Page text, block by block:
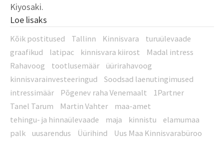
Kiyosaki.
Loe lisaks
Kõik postitused Tallinn Kinnisvara
turuülevaade
graafikud
latipac kinnisvara kiirost
Madal intress
Rahavoog
tootlusemäär
üürirahavoog
kinnisvarainvesteeringud
Soodsad laenutingimused
intressimäär
Põgenev raha Venemaalt
1Partner
Tanel Tarum
Martin Vahter
maa-amet
tehingu- ja hinnaülevaade
maja kinnistu
elamumaa
palk
uusarendus Üürihind
Uus Maa Kinnisvarabüroo